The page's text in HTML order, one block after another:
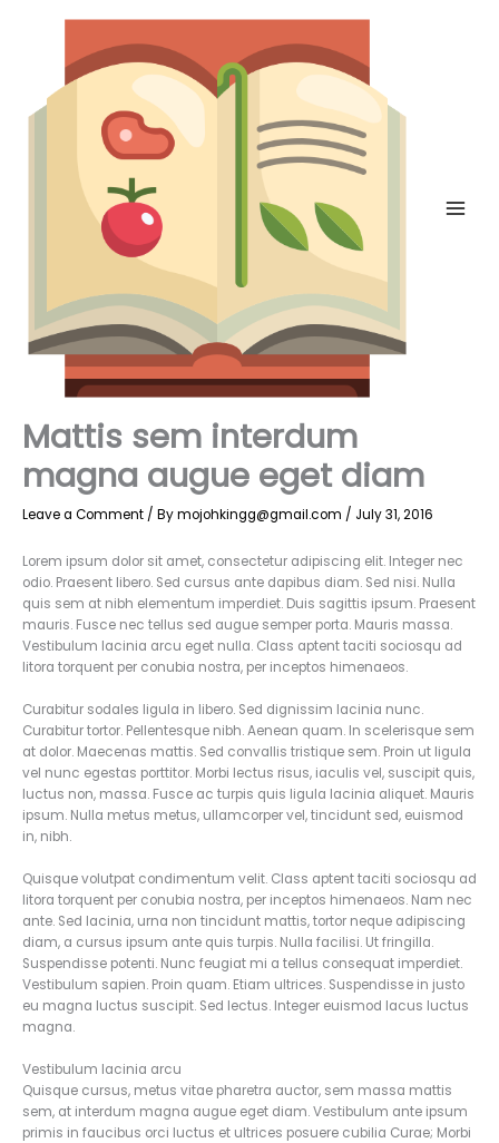
Mattis sem interdum
magna augue eget diam
Leave a Comment / Bymojohkingg@gmail.com / July 31, 2016
Lorem ipsum dolor sit amet, consectetur adipiscing elit. Integer nec
odio. Praesent libero. Sed cursus ante dapibus diam. Sed nisi. Nulla
quis sem at nibh elementum imperdiet. Duis sagittis ipsum. Praesent
mauris. Fusce nec tellus sed augue semper porta. Mauris massa.
Vestibulum lacinia arcu eget nulla. Class aptent taciti sociosqu ad
litora torquent per conubia nostra, per inceptos himenaeos.
Curabitur sodales ligula in libero. Sed dignissim lacinia nunc.
Curabitur tortor. Pellentesque nibh. Aenean quam. In scelerisque sem
at dolor. Maecenas mattis. Sed convallis tristique sem. Proin ut ligula
vel nunc egestas porttitor. Morbi lectus risus, iaculis vel, suscipit quis,
luctus non, massa. Fusce ac turpis quis ligula lacinia aliquet. Mauris
ipsum. Nulla metus metus, ullamcorper vel, tincidunt sed, euismod
in, nibh.
Quisque volutpat condimentum velit. Class aptent taciti sociosqu ad
litora torquent per conubia nostra, per inceptos himenaeos. Nam nec
ante. Sed lacinia, urna non tincidunt mattis, tortor neque adipiscing
diam, a cursus ipsum ante quis turpis. Nulla facilisi. Ut fringilla.
Suspendisse potenti. Nunc feugiat mi a tellus consequat imperdiet.
Vestibulum sapien. Proin quam. Etiam ultrices. Suspendisse in justo
eu magna luctus suscipit. Sed lectus. Integer euismod lacus luctus
magna.
Vestibulum lacinia arcu
Quisque cursus, metus vitae pharetra auctor, sem massa mattis
sem, at interdum magna augue eget diam. Vestibulum ante ipsum
primis in faucibus orci luctus et ultrices posuere cubilia Curae; Morbi